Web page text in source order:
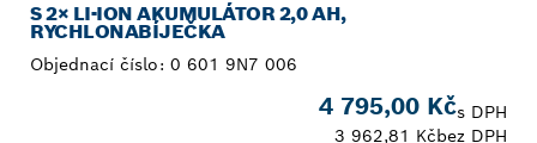
S 2× LI-ION AKUMULÁTOR 2,0 AH,
RYCHLONABÍJEČKA
Objednací číslo: 0 601 9N7 006
4 795,00 Kčs DPH
3 962,81 Kčbez DPH